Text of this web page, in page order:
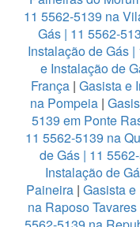
11 5562-5139 na
Gás | 11 5562-
Instalação de Gás
e Instalação de
França | Gasista e
na Pompeia |
5139 em Ponte
11 5562-5139 na
de Gás | 11
Instalação de
Paineira | Gasista
na Raposo Tavares